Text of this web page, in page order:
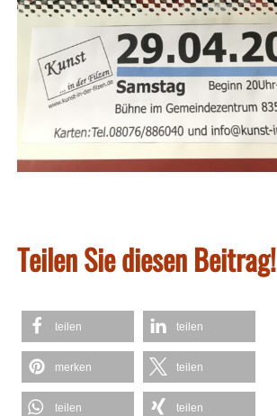
Teilen Sie diesen Beitrag!
teilen teilen
merken teilen
teilen teilen